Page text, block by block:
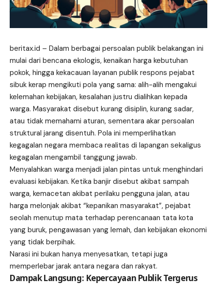
beritax.id – Dalam berbagai persoalan publik belakangan ini
mulai dari bencana ekologis, kenaikan harga kebutuhan
pokok, hingga kekacauan layanan publik respons pejabat
sibuk kerap mengikuti pola yang sama: alih-alih mengakui
kelemahan kebijakan, kesalahan justru dialihkan kepada
warga. Masyarakat disebut kurang disiplin, kurang sadar,
atau tidak memahami aturan, sementara akar persoalan
struktural jarang disentuh. Pola ini memperlihatkan
kegagalan negara membaca realitas di lapangan sekaligus
kegagalan mengambil tanggung jawab.
Menyalahkan warga menjadi jalan pintas untuk menghindari
evaluasi kebijakan. Ketika banjir disebut akibat sampah
warga, kemacetan akibat perilaku pengguna jalan, atau
harga melonjak akibat “kepanikan masyarakat”, pejabat
seolah menutup mata terhadap perencanaan tata kota
yang buruk, pengawasan yang lemah, dan kebijakan ekonomi
yang tidak berpihak.
Narasi ini bukan hanya menyesatkan, tetapi juga
memperlebar jarak antara negara dan rakyat.
Dampak Langsung: Kepercayaan Publik Tergerus